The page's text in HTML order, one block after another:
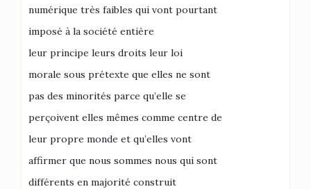
numérique très faibles qui vont pourtant
imposé à la société entière
leur principe leurs droits leur loi
morale sous prétexte que elles ne sont
pas des minorités parce qu’elle se
perçoivent elles mêmes comme centre de
leur propre monde et qu’elles vont
affirmer que nous sommes nous qui sont
différents en majorité construit